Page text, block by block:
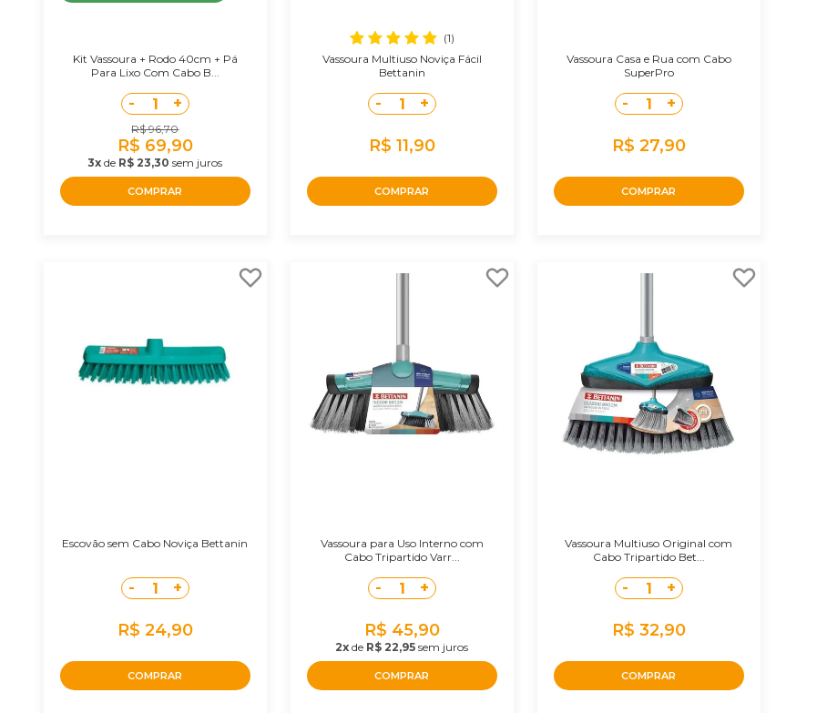
Kit Vassoura + Rodo 40cm + Pá
Para Lixo Com Cabo B...
- 1 +
R$ 96,70
R$ 69,90
3x de R$ 23,30 sem juros
COMPRAR
(1)
Vassoura Multiuso Noviça Fácil
Bettanin
- 1 +
R$ 11,90
COMPRAR
Vassoura Casa e Rua com Cabo
SuperPro
- 1 +
R$ 27,90
COMPRAR
Escovão sem Cabo Noviça Bettanin
- 1 +
R$ 24,90
COMPRAR
Vassoura para Uso Interno com
Cabo Tripartido Varr...
- 1 +
R$ 45,90
2x de R$ 22,95 sem juros
COMPRAR
Vassoura Multiuso Original com
Cabo Tripartido Bet...
- 1 +
R$ 32,90
COMPRAR